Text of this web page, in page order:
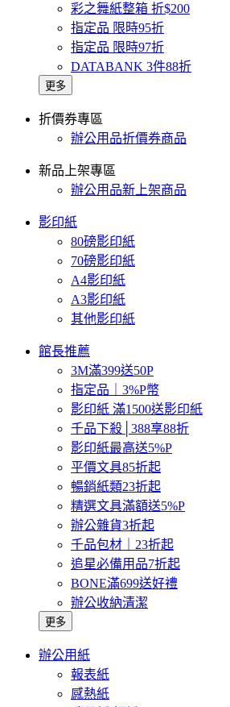
彩之舞紙整箱 折$200
指定品 限時95折
指定品 限時97折
DATABANK 3件88折
更多
折價券專區
辦公用品折價券商品
新品上架專區
辦公用品新上架商品
影印紙
80磅影印紙
70磅影印紙
A4影印紙
A3影印紙
其他影印紙
館長推薦
3M滿399送50P
指定品｜3%P幣
影印紙 滿1500送影印紙
千品下殺│388享88折
影印紙最高送5%P
平價文具85折起
暢銷紙類23折起
精選文具滿額送5%P
辦公雜貨3折起
千品包材｜23折起
追星必備用品7折起
BONE滿699送好禮
辦公收納清潔
更多
辦公用紙
報表紙
感熱紙